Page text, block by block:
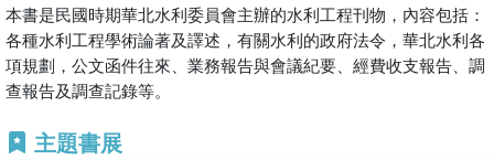
本書是民國時期華北水利委員會主辦的水利工程刊物，內容包括：
各種水利工程學術論著及譯述，有關水利的政府法令，華北水利各
項規劃，公文函件往來、業務報告與會議紀要、經費收支報告、調
查報告及調查記錄等。
主題書展